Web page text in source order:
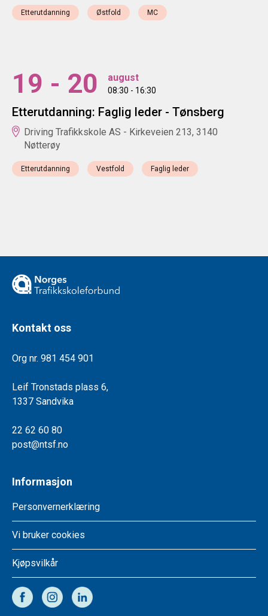
Etterutdanning Østfold MC
19 - 20 august
08:30 - 16:30
Etterutdanning: Faglig leder - Tønsberg
Driving Trafikkskole AS - Kirkeveien 213, 3140
Nøtterøy
Etterutdanning Vestfold Faglig leder
Kontakt oss
Org nr. 981 454 901
Leif Tronstads plass 6,
1337 Sandvika
22 62 60 80
post@ntsf.no
Informasjon
Personvernerklæring
Vi bruker cookies
Kjøpsvilkår